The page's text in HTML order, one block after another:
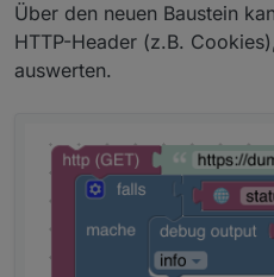
Über den neuen Baustein
HTTP-Header (z.B.
auswerten.